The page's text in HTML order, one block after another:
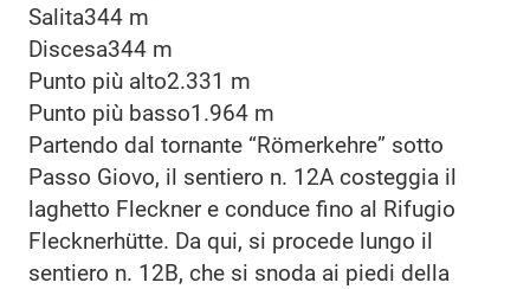
Salita344 m
Discesa344 m
Punto più alto2.331 m
Punto più basso1.964 m
Partendo dal tornante “Römerkehre” sotto
Passo Giovo, il sentiero n. 12A costeggia il
laghetto Fleckner e conduce fino al Rifugio
Flecknerhütte. Da qui, si procede lungo il
sentiero n. 12B, che si snoda ai piedi della